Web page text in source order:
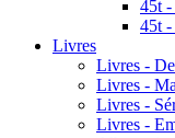
45t -
45t -
Livres
Livres -
Livres -
Livres -
Livres -